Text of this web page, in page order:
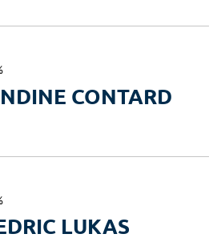
CONTARD
LUKAS